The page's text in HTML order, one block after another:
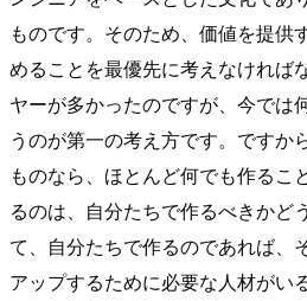
ものです。そのため、価値を提供
めることを最優先に考えなければ
ヤーが多かったのですが、今では
うのが第一の考え方です。ですか
ものなら、ほとんど何でも作るこ
るのは、自分たちで作るべきかど
て、自分たちで作るのであれば、
アップするために必要な人材がい